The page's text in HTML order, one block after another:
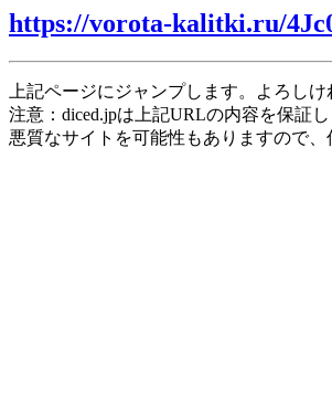
https://vorota-kalitki.ru/
上記ページにジャンプします。よろし
注意：diced.jpは上記URLの内容を保証し
悪質なサイトを可能性もありますので